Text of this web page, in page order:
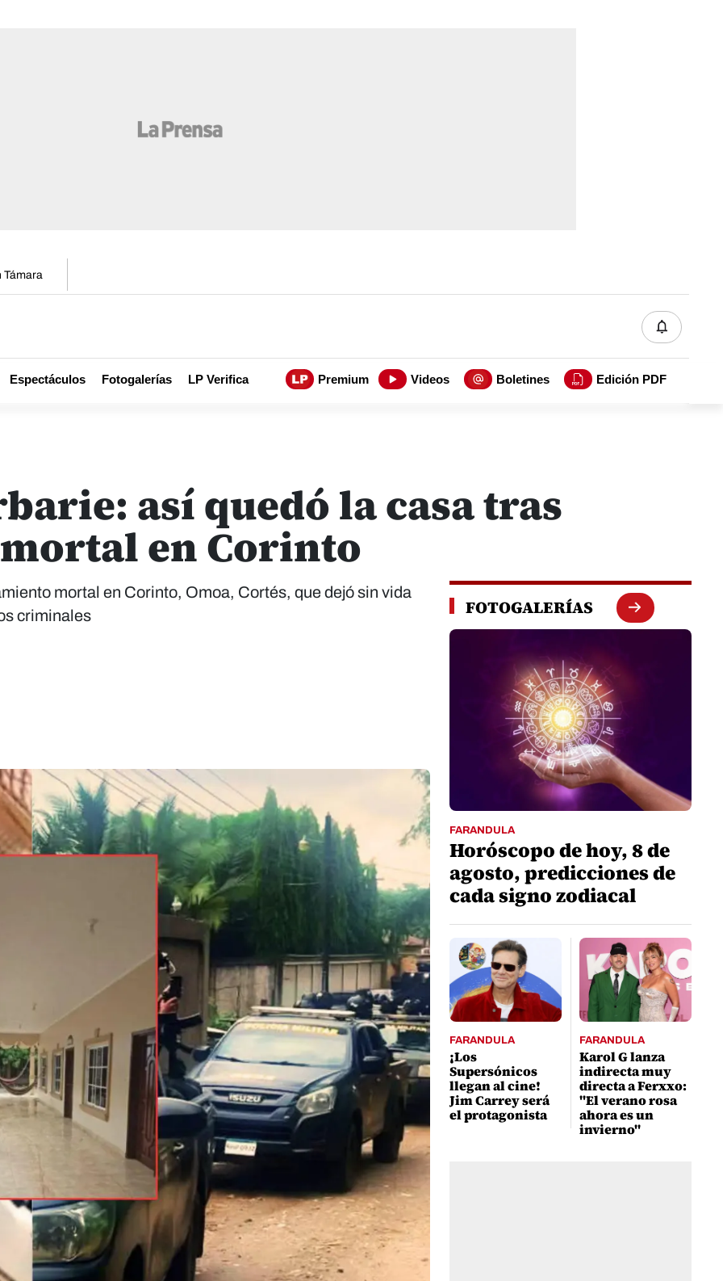
Támara
Espectáculos Fotogalerías LP Verifica Premium Videos Boletines Edición PDF
así quedó la casa tras
en Corinto
mortal en Corinto, Omoa, Cortés, que dejó sin vida
criminales
FOTOGALERÍAS
FARANDULA
Horóscopo de hoy, 8 de
agosto, predicciones de
cada signo zodiacal
FARANDULA
¡Los
Supersónicos
llegan al cine!
Jim Carrey será
el protagonista
FARANDULA
Karol G lanza
indirecta muy
directa a Ferxxo:
"El verano rosa
ahora es un
invierno"